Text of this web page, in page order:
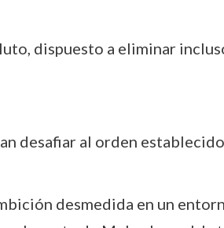
dispuesto a eliminar
desafiar al orden
desmedida en un